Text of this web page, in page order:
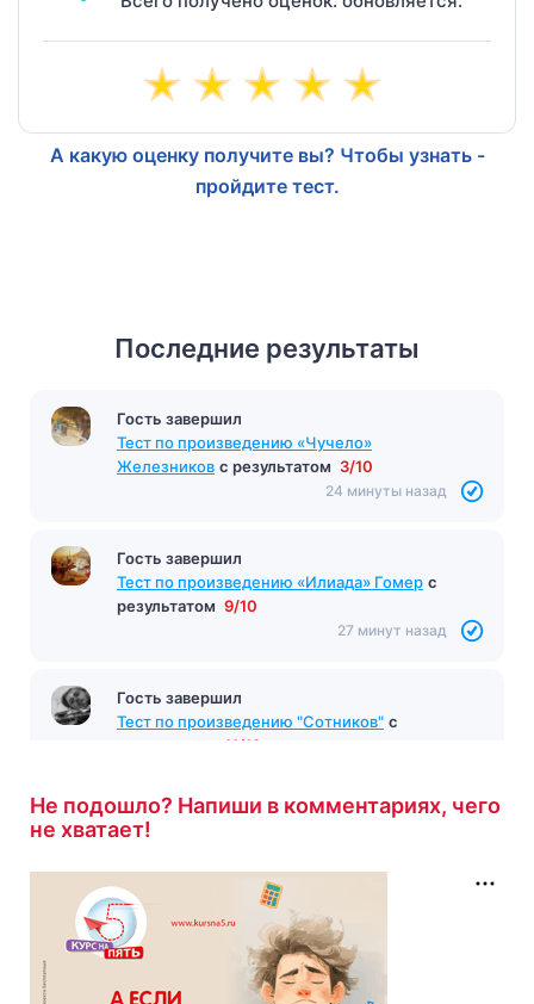
А какую оценку получите вы? Чтобы узнать -
пройдите тест.
Последние результаты
Гость завершил
Тест по произведению «Чучело»
Железников с результатом 3/10
24 минуты назад
Гость завершил
Тест по произведению «Илиада» Гомер с
результатом 9/10
27 минут назад
Гость завершил
Тест по произведению "Сотников" с
11/12
Не подошло? Напиши в комментариях, чего
не хватает!